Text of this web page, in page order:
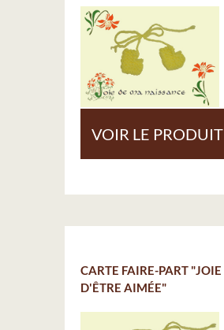
VOIR LE PRODUIT
CARTE FAIRE-PART "JOIE
D'ÊTRE AIMÉE"